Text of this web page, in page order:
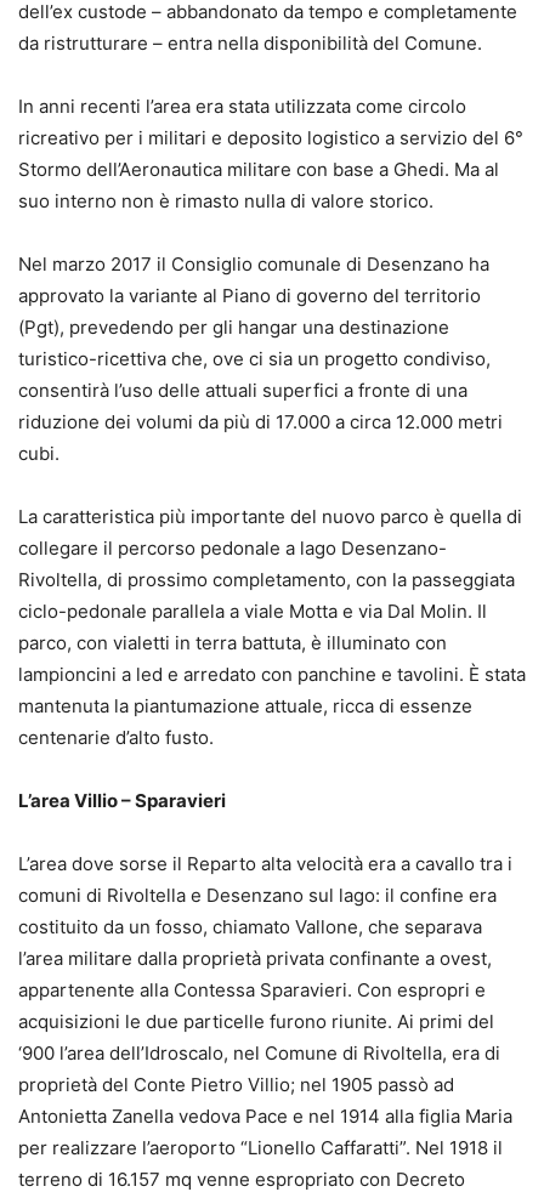
dell’ex custode – abbandonato da tempo e completamente
da ristrutturare – entra nella disponibilità del Comune.
In anni recenti l’area era stata utilizzata come circolo
ricreativo per i militari e deposito logistico a servizio del 6°
Stormo dell’Aeronautica militare con base a Ghedi. Ma al
suo interno non è rimasto nulla di valore storico.
Nel marzo 2017 il Consiglio comunale di Desenzano ha
approvato la variante al Piano di governo del territorio
(Pgt), prevedendo per gli hangar una destinazione
turistico-ricettiva che, ove ci sia un progetto condiviso,
consentirà l’uso delle attuali superfici a fronte di una
riduzione dei volumi da più di 17.000 a circa 12.000 metri
cubi.
La caratteristica più importante del nuovo parco è quella di
collegare il percorso pedonale a lago Desenzano-
Rivoltella, di prossimo completamento, con la passeggiata
ciclo-pedonale parallela a viale Motta e via Dal Molin. Il
parco, con vialetti in terra battuta, è illuminato con
lampioncini a led e arredato con panchine e tavolini. È stata
mantenuta la piantumazione attuale, ricca di essenze
centenarie d’alto fusto.
L’area Villio – Sparavieri
L’area dove sorse il Reparto alta velocità era a cavallo tra i
comuni di Rivoltella e Desenzano sul lago: il confine era
costituito da un fosso, chiamato Vallone, che separava
l’area militare dalla proprietà privata confinante a ovest,
appartenente alla Contessa Sparavieri. Con espropri e
acquisizioni le due particelle furono riunite. Ai primi del
‘900 l’area dell’Idroscalo, nel Comune di Rivoltella, era di
proprietà del Conte Pietro Villio; nel 1905 passò ad
Antonietta Zanella vedova Pace e nel 1914 alla figlia Maria
per realizzare l’aeroporto “Lionello Caffaratti”. Nel 1918 il
terreno di 16.157 mq venne espropriato con Decreto